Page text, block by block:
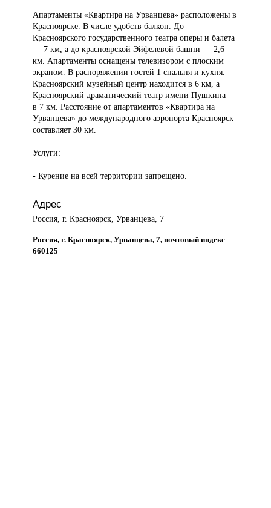
Апартаменты «Квартирана Урванцева» расположены в
Красноярске. В числе удобств балкон. До
Красноярского государственного театра оперы и балета
— 7 км, а до красноярской Эйфелевой башни — 2,6
км. Апартаменты оснащены телевизором с плоским
экраном. В распоряжении гостей 1 спальня и кухня.
Красноярский музейный центр находится в 6 км, а
Красноярский драматический театр имени Пушкина —
в 7 км. Расстояние от апартаментов «Квартира на
Урванцева» до международного аэропорта Красноярск
составляет 30 км.
Услуги:
- Курение на всей территории запрещено.
Адрес
Россия, г. Красноярск, Урванцева, 7
Россия, г. Красноярск, Урванцева, 7, почтовый индекс
660125